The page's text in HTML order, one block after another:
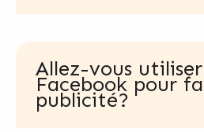
Allez-vous
Facebook pour
publicité?